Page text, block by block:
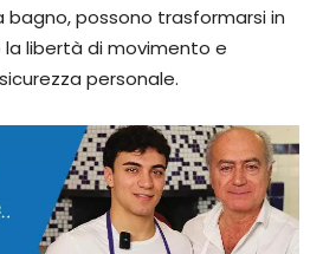
bagno, possono trasformarsi in
libertà di movimento e
personale.